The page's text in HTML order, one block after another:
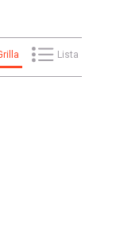
Lista